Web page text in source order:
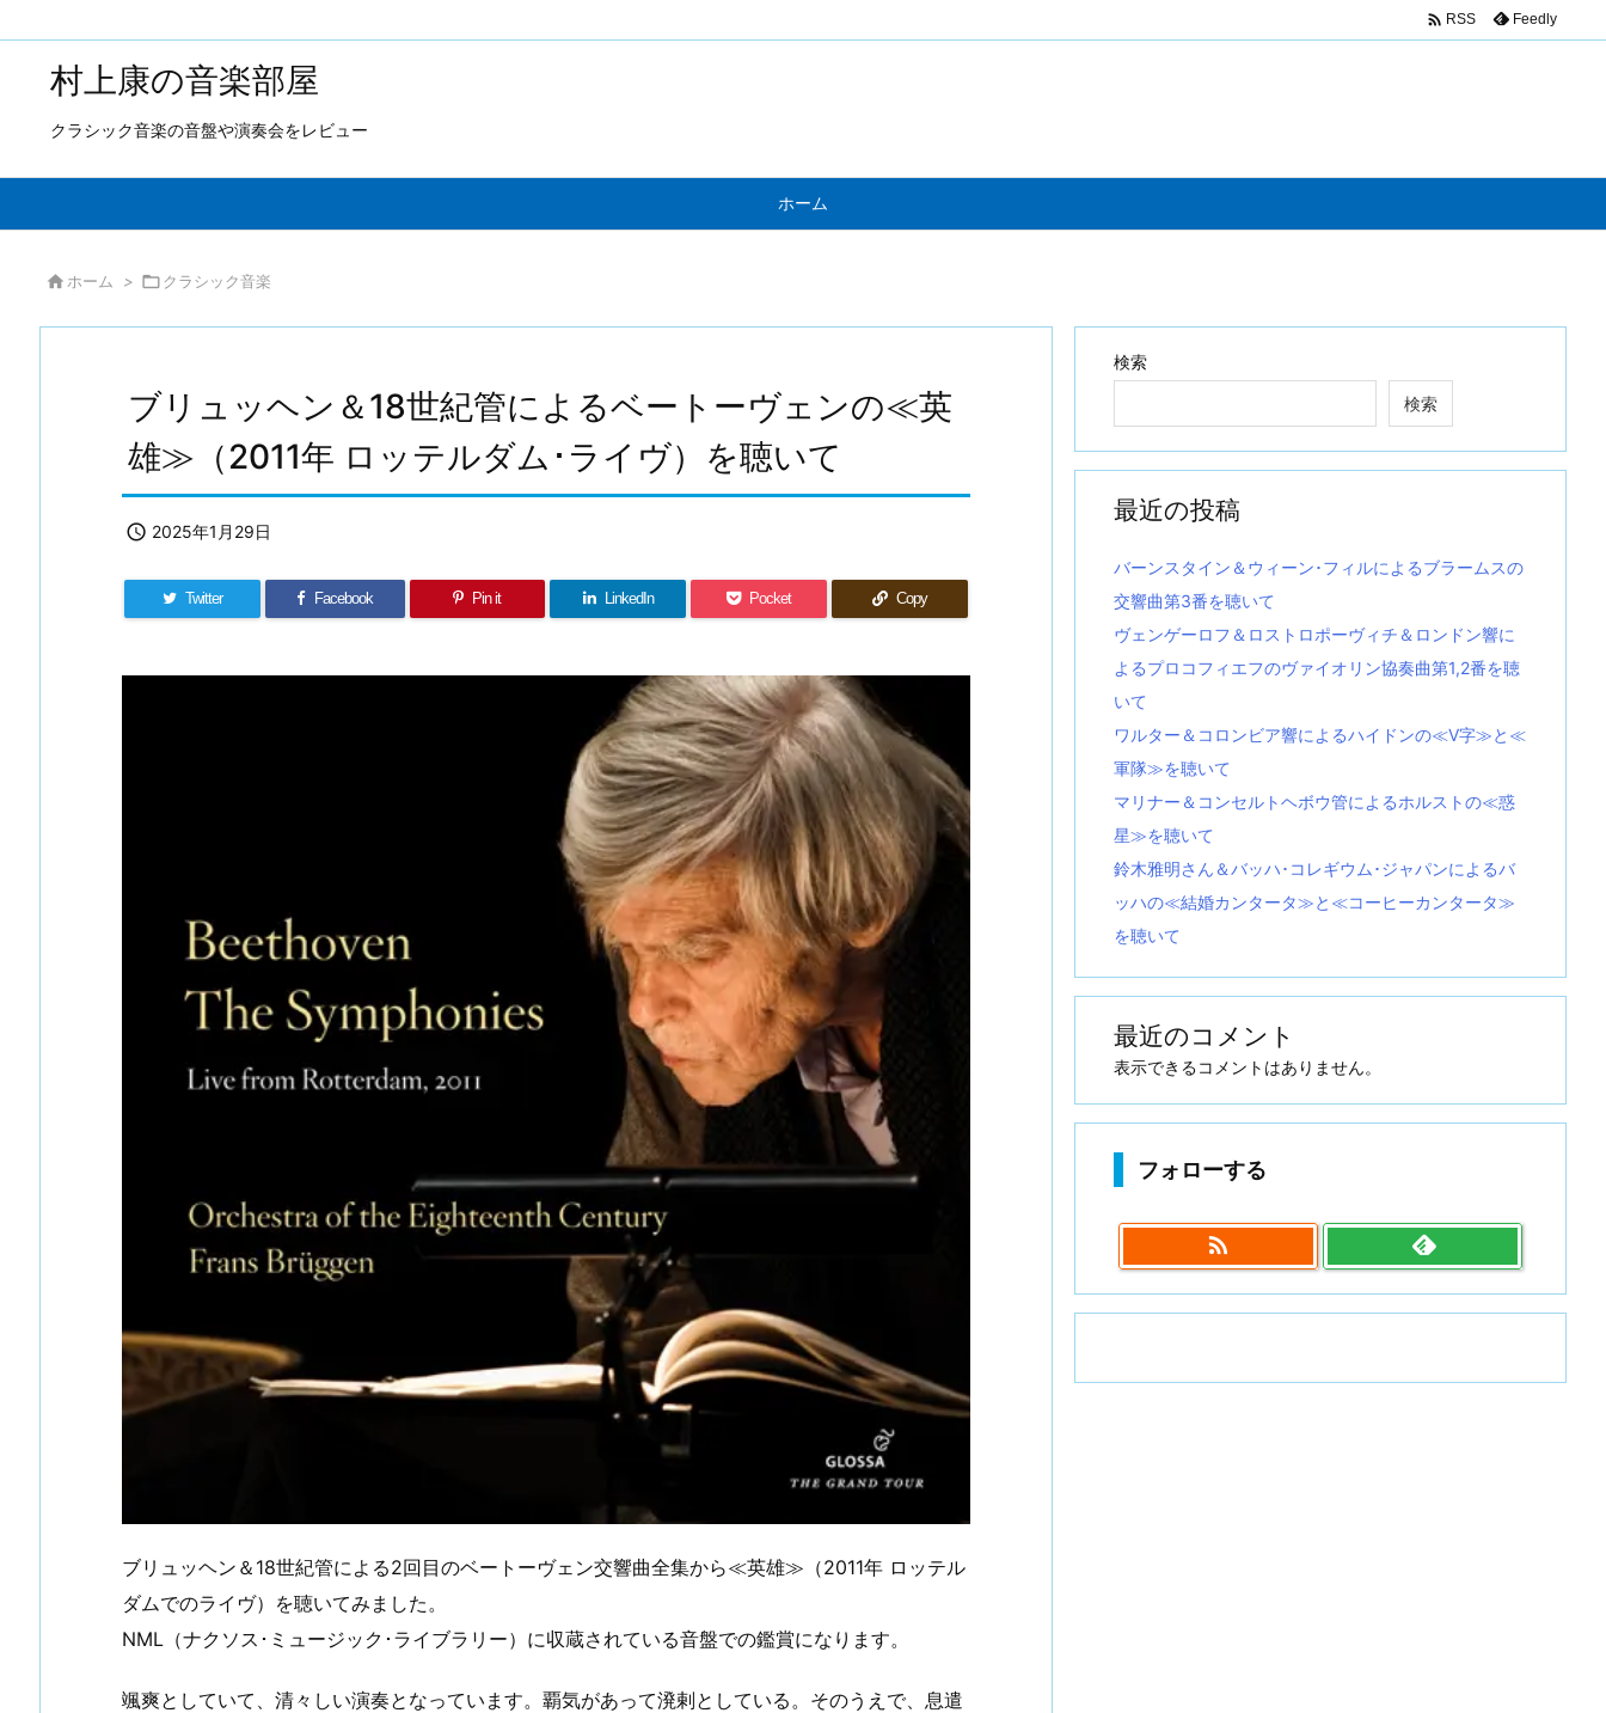
村上康の音楽部屋
クラシック音楽の音盤や演奏会をレビュー
ホーム
 RSS Feedly
 ホーム > クラシック音楽
ブリュッヘン＆18世紀管によるベートーヴェンの≪英
雄≫（2011年 ロッテルダム･ライヴ）を聴いて
 2025年1月29日
Twitter Facebook Pin it LinkedIn Pocket Copy
ブリュッヘン＆18世紀管による2回目のベートーヴェン交響曲全集から≪英雄≫（2011年 ロッテル
ダムでのライヴ）を聴いてみました。
NML（ナクソス･ミュージック･ライブラリー）に収蔵されている音盤での鑑賞になります。
颯爽としていて、清々しい演奏となっています。覇気があって溌剌としている。そのうえで、息遣
検索
検索
最近の投稿
バーンスタイン＆ウィーン･フィルによるブラームスの
交響曲第3番を聴いて
ヴェンゲーロフ＆ロストロポーヴィチ＆ロンドン響に
よるプロコフィエフのヴァイオリン協奏曲第1,2番を聴
いて
ワルター＆コロンビア響によるハイドンの≪V字≫と≪
軍隊≫を聴いて
マリナー＆コンセルトヘボウ管によるホルストの≪惑
星≫を聴いて
鈴木雅明さん＆バッハ･コレギウム･ジャパンによるバ
ッハの≪結婚カンタータ≫と≪コーヒーカンタータ≫
を聴いて
最近のコメント
表示できるコメントはありません。
フォローする
